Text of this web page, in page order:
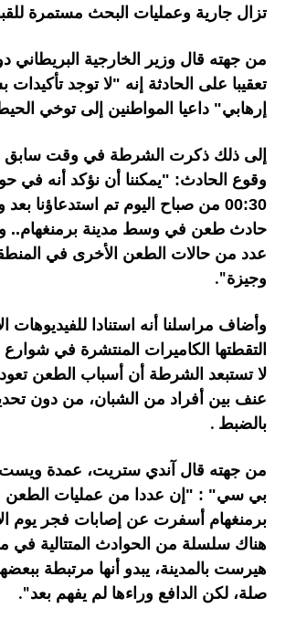
تزال جارية وعمليات البحث مستمرة
من جهته قال وزير الخارجية البريطاني
تعقيبا على الحادثة إنه "لا توجد
إرهابي" داعيا المواطنين إلى توخي
إلى ذلك ذكرت الشرطة في وقت سابق
وقوع الحادث: "يمكننا أن نؤكد أنه في
00:30 من صباح اليوم تم استدعاؤنا
حادث طعن في وسط مدينة برمنغهام..
عدد من حالات الطعن الأخرى في
وجيزة".
وأضاف مراسلنا أنه استنادا للفيديوهات
التقطتها الكاميرات المنتشرة في شوارع
لا تستبعد الشرطة أن أسباب الطعن
عنف بين أفراد من الشبان، من دون
بالضبط .
من جهته قال آندي ستريت، عمدة ويست
بي سي" : "إن عددا من عمليات
برمنغهام أسفرت عن إصابات فجر يوم
هناك سلسلة من الحوادث المتتالية في
هيرست بالمدينة، يبدو أنها مرتبطة
صلة، لكن الدافع وراءها لم يفهم بعد".